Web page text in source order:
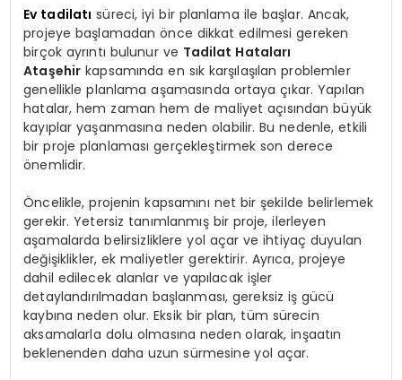
Ev tadilatı süreci, iyi bir planlama ile başlar. Ancak,
projeye başlamadan önce dikkat edilmesi gereken
birçok ayrıntı bulunur ve Tadilat Hataları
Ataşehir kapsamında en sık karşılaşılan problemler
genellikle planlama aşamasında ortaya çıkar. Yapılan
hatalar, hem zaman hem de maliyet açısından büyük
kayıplar yaşanmasına neden olabilir. Bu nedenle, etkili
bir proje planlaması gerçekleştirmek son derece
önemlidir.
Öncelikle, projenin kapsamını net bir şekilde belirlemek
gerekir. Yetersiz tanımlanmış bir proje, ilerleyen
aşamalarda belirsizliklere yol açar ve ihtiyaç duyulan
değişiklikler, ek maliyetler gerektirir. Ayrıca, projeye
dahil edilecek alanlar ve yapılacak işler
detaylandırılmadan başlanması, gereksiz iş gücü
kaybına neden olur. Eksik bir plan, tüm sürecin
aksamalarla dolu olmasına neden olarak, inşaatın
beklenenden daha uzun sürmesine yol açar.